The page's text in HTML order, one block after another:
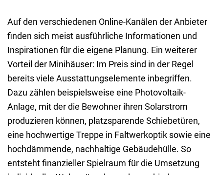
Auf den verschiedenen Online-Kanälen der Anbieter
finden sich meist ausführliche Informationen und
Inspirationen für die eigene Planung. Ein weiterer
Vorteil der Minihäuser: Im Preis sind in der Regel
bereits viele Ausstattungselemente inbegriffen.
Dazu zählen beispielsweise eine Photovoltaik-
Anlage, mit der die Bewohner ihren Solarstrom
produzieren können, platzsparende Schiebetüren,
eine hochwertige Treppe in Faltwerkoptik sowie eine
hochdämmende, nachhaltige Gebäudehülle. So
entsteht finanzieller Spielraum für die Umsetzung